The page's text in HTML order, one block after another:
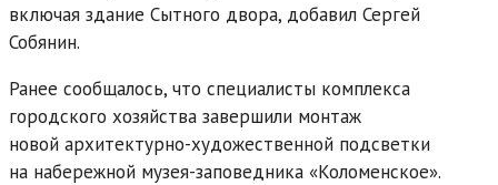
включая здание Сытного двора, добавил Сергей
Собянин.
Ранее сообщалось, что специалисты комплекса
городского хозяйства завершили монтаж
новой архитектурно-художественной подсветки
на набережной музея-заповедника «Коломенское».